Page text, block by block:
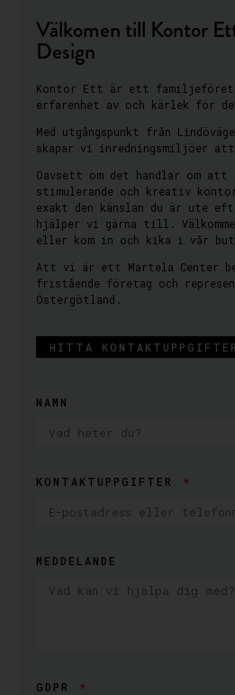
Välkomen till Kontor
Design
Kontor Ett är ett
erfarenhet av och kärlek för
Med utgångspunkt från
skapar vi inredningsmiljöer
Oavsett om det handlar om att
stimulerande och kreativ
exakt den känslan du är ute
hjälper vi gärna till.
eller kom in och kika i vår
Att vi är ett Martela Center
fristående företag och
Östergötland.
HITTA KONTAKTUPPGIFTER
NAMN
KONTAKTUPPGIFTER
MEDDELANDE
GDPR